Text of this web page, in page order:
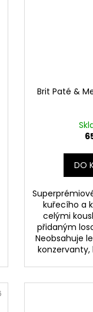
Brit Paté &
DO
kuřecího a
celými
přidaným
Neobsahuje
konzervanty,